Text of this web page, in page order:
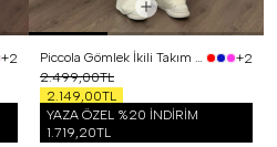
+2
Piccola Gömlek İkili Takım Sarı
+2
2.499,00TL
2.149,00TL
YAZA ÖZEL %20 İNDİRİM
1.719,20TL